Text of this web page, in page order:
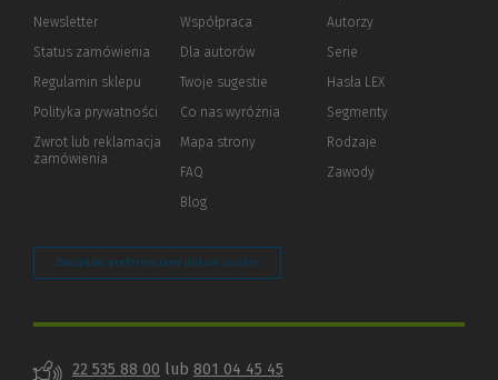
Newsletter
Status zamówienia
Regulamin sklepu
Polityka prywatności (Nowe
(Link
innej
Zwrot lub reklamacja
zamówienia
Współpraca
Dla autorów(Nowe
(Link
innej
strony)
Twoje sugestie
Co nas wyróżnia
Mapa strony
FAQ
Blog
Autorzy
Serie
Hasła LEX
Segmenty
Rodzaje
Zawody
Zarządzaj preferencjami plików cookie
22 535 88 00 lub 801 04 45 45